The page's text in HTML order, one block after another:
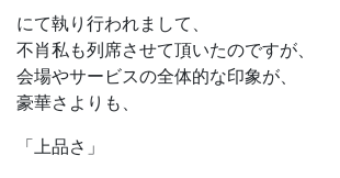
にて執り行われまして、
不肖私も列席させて頂いたのですが、
会場やサービスの全体的な印象が、
豪華さよりも、
「上品さ」